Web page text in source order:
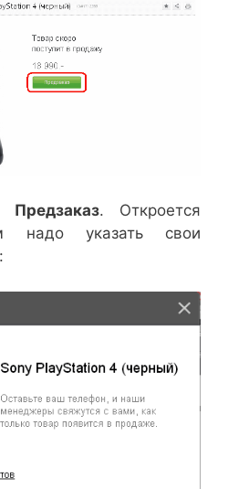
Предзаказ. Откроется
надо указать свои